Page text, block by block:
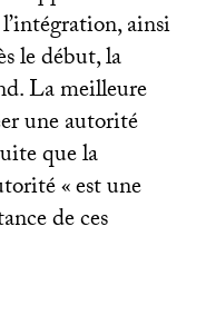
ainsi
le début, la
La meilleure
une autorité
que la
«est une
de ces